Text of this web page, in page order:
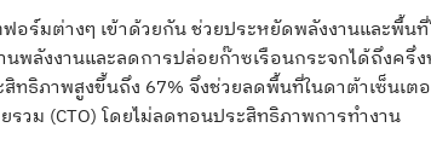
ร์มต่างๆ เข้าด้วยกัน ช่วยประหยัดพลังงานและพื้น
พลังงานและลดการปล่อยก๊าซเรือนกระจกได้ถึงครึ่
ทธิภาพสูงขึ้นถึง 67% จึงช่วยลดพื้นที่ในดาต้าเซ็นเต
วม (CTO) โดยไม่ลดทอนประสิทธิภาพการทำงาน